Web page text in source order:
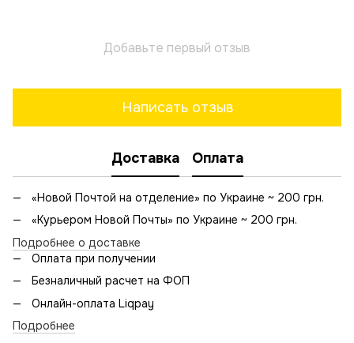
Добавьте первый отзыв
Написать отзыв
Доставка Оплата
«Новой Почтой на отделение» по Украине ~ 200 грн.
«Курьером Новой Почты» по Украине ~ 200 грн.
Подробнее о доставке
Оплата при получении
Безналичный расчет на ФОП
Онлайн-оплата Liqpay
Подробнее